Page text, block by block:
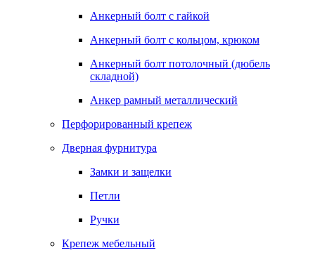
Анкерный болт с гайкой
Анкерный болт с кольцом, крюком
Анкерный болт потолочный (дюбель
складной)
Анкер рамный металлический
Перфорированный крепеж
Дверная фурнитура
Замки и защелки
Петли
Ручки
Крепеж мебельный